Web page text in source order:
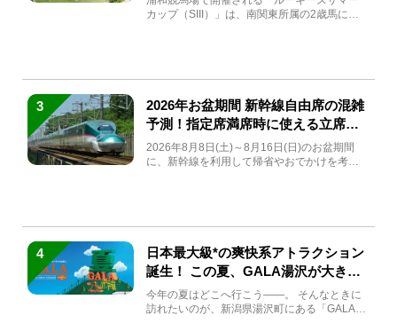
カップ（SIII）」は、南関東所属の2歳馬によ
3
2026年お盆期間 新幹線自由席の混雑
予測！指定席満席時に使える立席特
急券も解説
2026年8月8日(土)～8月16日(日)のお盆期間
に、新幹線を利用して帰省やおでかけを考え
4
日本最大級*の爽快系アトラクション
誕生！ この夏、GALA湯沢が大きく
生まれ変わる
今年の夏はどこへ行こう――。 そんなときに
訪れたいのが、新潟県湯沢町にある「GALA湯